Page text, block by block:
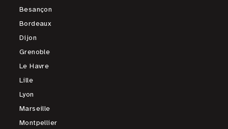
Besançon
Bordeaux
Dijon
Grenoble
Le Havre
Lille
Lyon
Marseille
Montpellier